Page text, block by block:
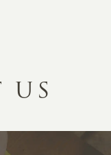
US